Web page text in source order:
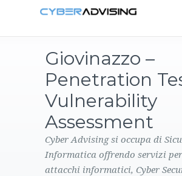
PRODOTTI
CONTATTI
Giovinazzo –
Penetration
Vulnerability
Assessment
Cyber Advising si occupa di
Informatica offrendo servizi
attacchi informatici, Cyber